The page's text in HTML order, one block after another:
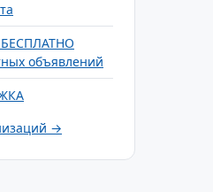
объявлений
→